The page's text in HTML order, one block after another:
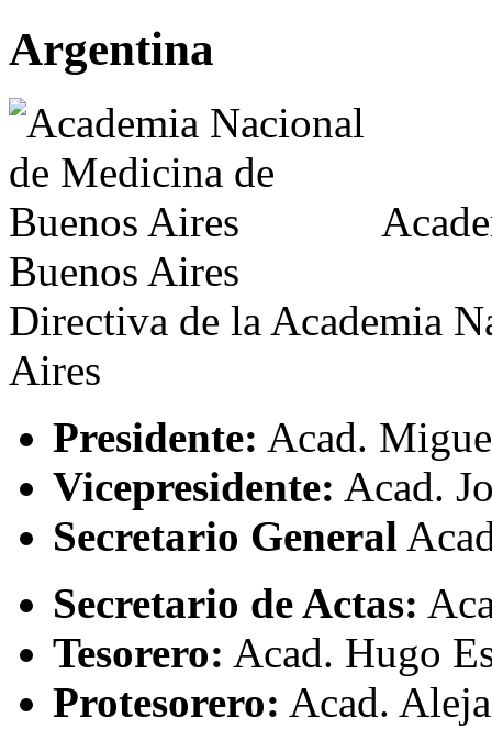
Argentina
Buenos Aires
Directiva de la Academia
Aires
Presidente: Acad.
Vicepresidente: Acad.
Secretario General
Secretario de Actas:
Tesorero: Acad. Hugo
Protesorero: Acad.